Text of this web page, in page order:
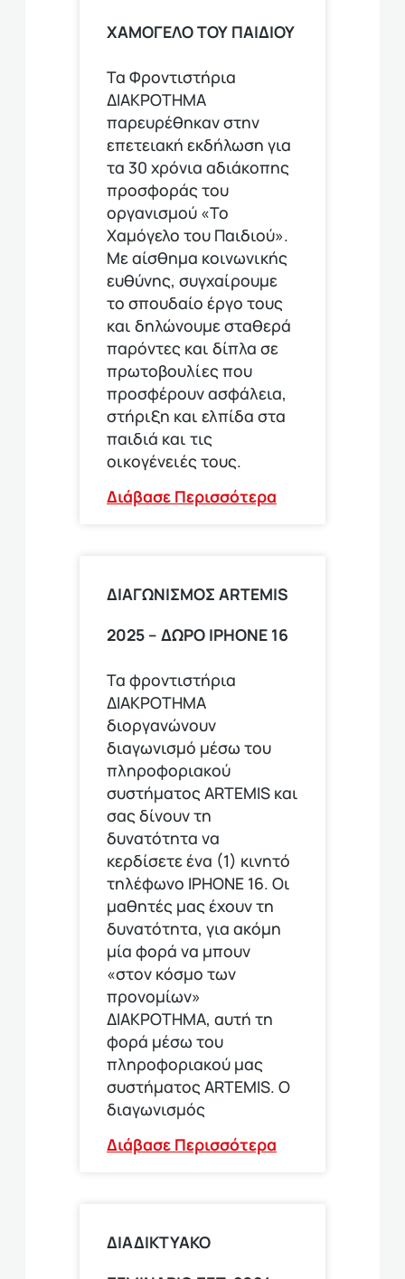
ΧΑΜΟΓΕΛΟ ΤΟΥ ΠΑΙΔΙΟΥ
Τα Φροντιστήρια
ΔΙΑΚΡΟΤΗΜΑ
παρευρέθηκαν στην
επετειακή εκδήλωση για
τα 30 χρόνια αδιάκοπης
προσφοράς του
οργανισμού «Το
Χαμόγελο του Παιδιού».
Με αίσθημα κοινωνικής
ευθύνης, συγχαίρουμε
το σπουδαίο έργο τους
και δηλώνουμε σταθερά
παρόντες και δίπλα σε
πρωτοβουλίες που
προσφέρουν ασφάλεια,
στήριξη και ελπίδα στα
παιδιά και τις
οικογένειές τους.
Διάβασε Περισσότερα
ΔΙΑΓΩΝΙΣΜΟΣ ARTEMIS
2025 – ΔΩΡΟ ΙPHONE 16
Τα φροντιστήρια
ΔΙΑΚΡΟΤΗΜΑ
διοργανώνουν
διαγωνισμό μέσω του
πληροφοριακού
συστήματος ARTEMIS και
σας δίνουν τη
δυνατότητα να
κερδίσετε ένα (1) κινητό
τηλέφωνο ΙΡΗΟΝΕ 16. Οι
μαθητές μας έχουν τη
δυνατότητα, για ακόμη
μία φορά να μπουν
«στον κόσμο των
προνομίων»
ΔΙΑΚΡΟΤΗΜΑ, αυτή τη
φορά μέσω του
πληροφοριακού μας
συστήματος ARTEMIS. Ο
διαγωνισμός
Διάβασε Περισσότερα
ΔΙΑΔΙΚΤΥΑΚΟ